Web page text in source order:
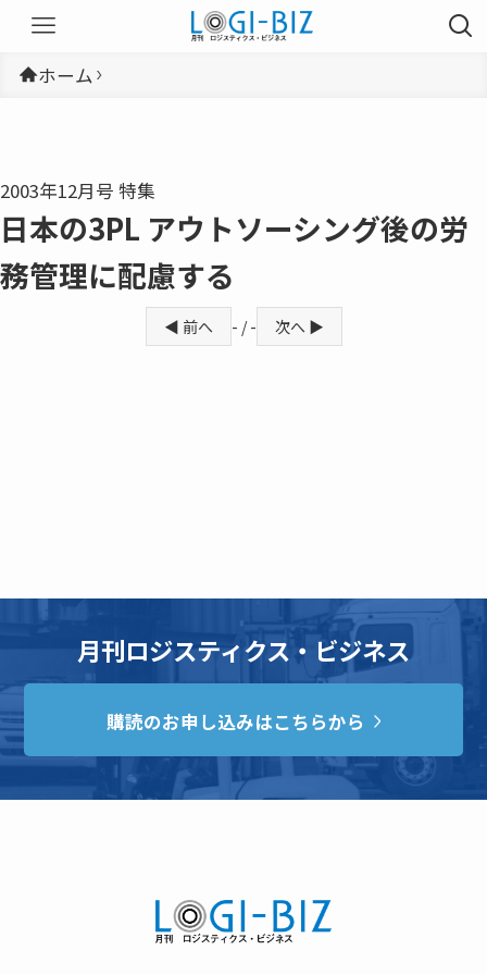
ホーム
2003年12月号 特集
日本の3PL アウトソーシング後の労
務管理に配慮する
◀ 前へ - / - 次へ ▶
月刊ロジスティクス・ビジネス
購読のお申し込みはこちらから